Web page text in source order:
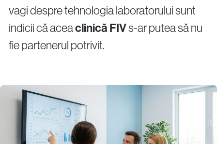
vagi despre tehnologia laboratorului sunt
indicii că aceaclinică FIVs-ar putea să nu
fie partenerul potrivit.